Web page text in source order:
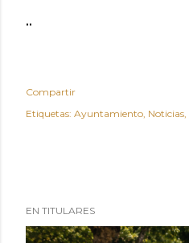
..
Compartir
Etiquetas: Ayuntamiento Noticias
EN TITULARES